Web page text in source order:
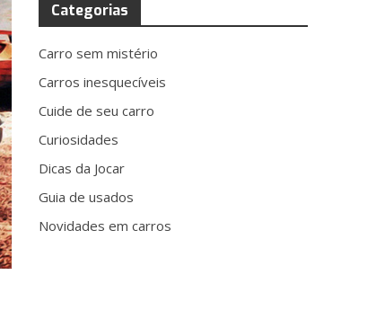
Categorias
Carro sem mistério
Carros inesquecíveis
Cuide de seu carro
Curiosidades
Dicas da Jocar
Guia de usados
Novidades em carros